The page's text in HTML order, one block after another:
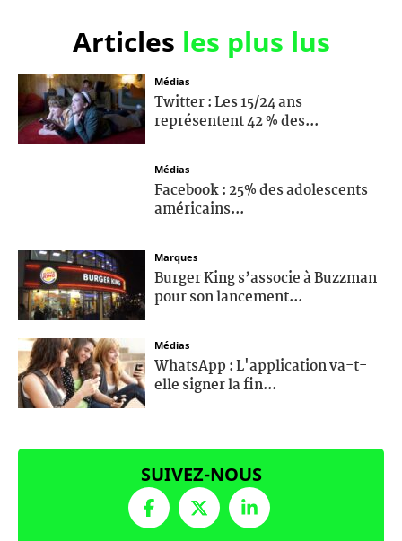
Articles les plus lus
Médias
Twitter : Les 15/24 ans
représentent 42 % des...
Médias
Facebook : 25% des adolescents
américains...
Marques
Burger King s’associe à Buzzman
pour son lancement...
Médias
WhatsApp : L'application va-t-
elle signer la fin...
SUIVEZ-NOUS